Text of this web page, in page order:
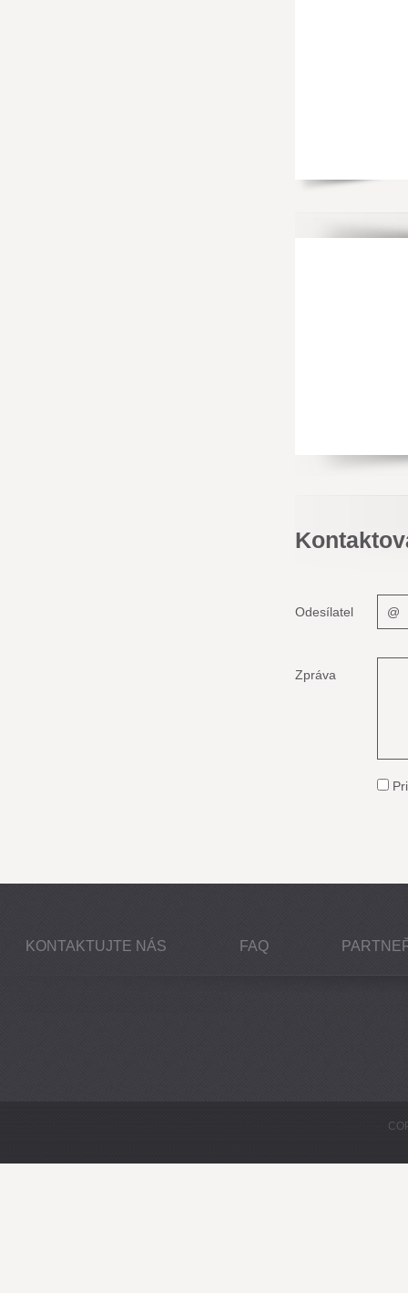
Odesílatel
Zpráva
KONTAKTUJTE NÁS FAQ